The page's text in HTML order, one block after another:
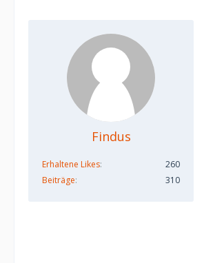
Findus
Erhaltene Likes
260
Beiträge
310